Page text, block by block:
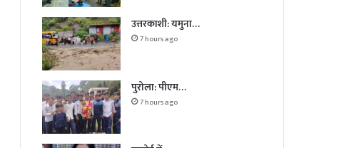
उत्तरकाशी: यमुना…
7 hours ago
पुरोला: पीएम…
7 hours ago